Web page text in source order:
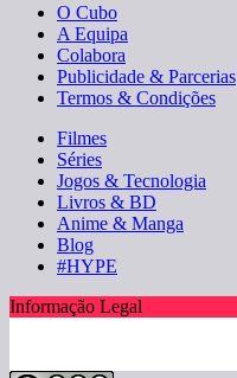
O Cubo
A Equipa
Colabora
Publicidade & Parcerias
Termos & Condições
Filmes
Séries
Jogos & Tecnologia
Livros & BD
Anime & Manga
Blog
#HYPE
Informação Legal